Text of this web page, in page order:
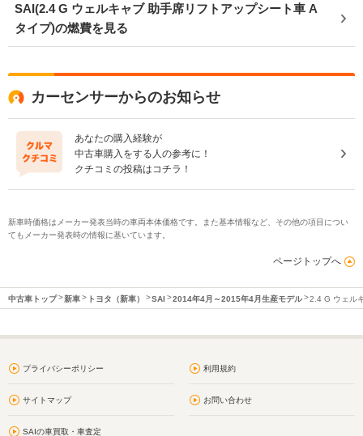
SAI(2.4 G ウェルキャブ 助手席リフトアップシート車 A
タイプ)の燃費を見る
カーセンサーからのお知らせ
あなたの購入経験が
中古車購入をする人の参考に！
クチコミの投稿はコチラ！
新車時価格はメーカー発表当時の車両本体価格です。また基本情報など、その他の項目につい
てもメーカー発表時の情報に基いています。
ページトップへ
中古車トップ 新車 トヨタ（新車） SAI 2014年4月～2015年4月生産モデル 2.4 G ウェル
プライバシーポリシー 利用規約
サイトマップ お問い合わせ
SAIの車買取・車査定